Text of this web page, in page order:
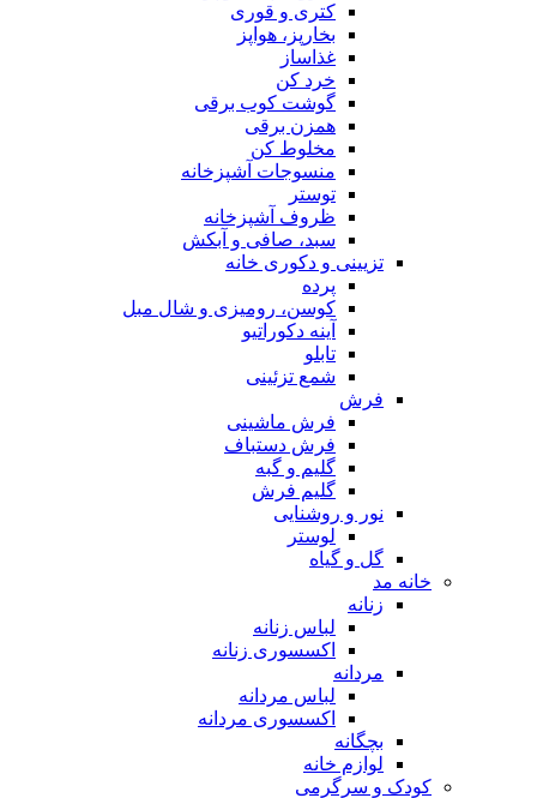
کتری و قوری
بخارپز، هواپز
غذاساز
خرد کن
گوشت کوب برقی
همزن برقی
مخلوط کن
منسوجات آشپزخانه
توستر
ظروف آشپزخانه
سبد، صافی و آبکش
تزیینی و دکوری خانه
پرده
کوسن، رومیزی و شال مبل
آینه دکوراتیو
تابلو
شمع تزئینی
فرش
فرش ماشینی
فرش دستباف
گلیم و گبه
گلیم فرش
نور و روشنایی
لوستر
گل و گیاه
خانه مد
زنانه
لباس زنانه
اکسسوری زنانه
مردانه
لباس مردانه
اکسسوری مردانه
بچگانه
لوازم خانه
کودک و سرگرمی